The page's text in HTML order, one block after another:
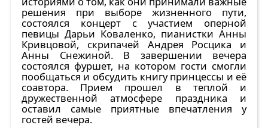
решения при выборе жизненного пути,
состоялся концерт с участием оперной
певицы Дарьи Коваленко, пианистки Анны
Кривцовой, скрипачей Андрея Росцика и
Анны Снежиной. В завершении вечера
состоялся фуршет, на котором гости смогли
пообщаться и обсудить книгу принцессы и её
соавтора. Прием прошел в теплой и
дружественной атмосфере праздника и
оставил самые приятные впечатления у
гостей вечера.